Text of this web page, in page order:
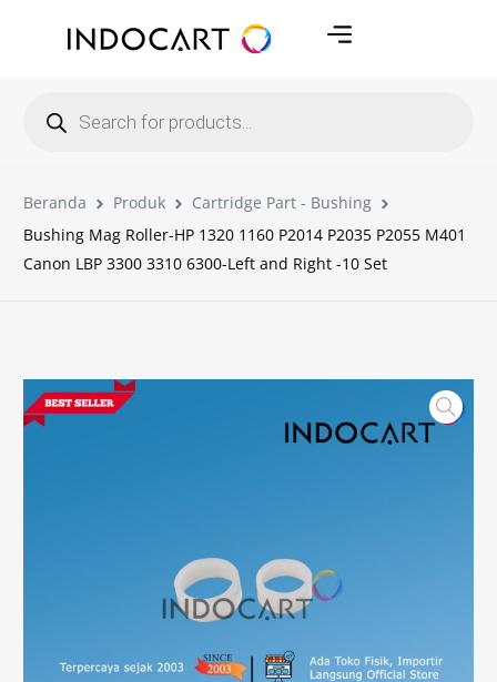
Beranda Produk
Cartridge Part - Bushing
Bushing Mag Roller-HP 1320 1160 P2014 P2035 P2055 M401
Canon LBP 3300 3310 6300-Left and Right -10 Set